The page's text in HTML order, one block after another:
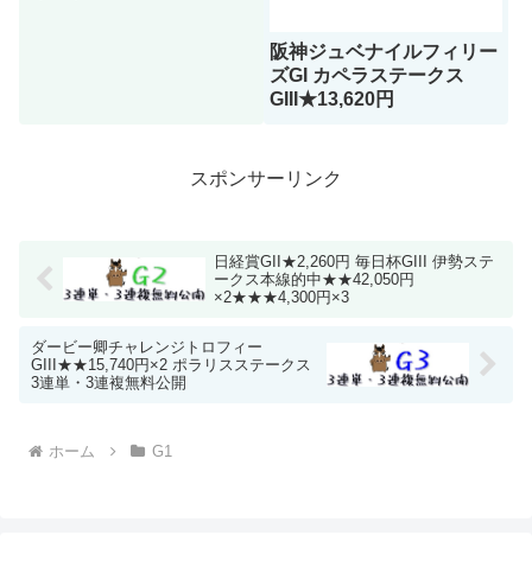
阪神ジュベナイルフィリー
ズGI カペラステークス
GIII★13,620円
スポンサーリンク
日経賞GII★2,260円 毎日杯GIII 伊勢ステ
ークス本線的中★★42,050円
×2★★★4,300円×3
ダービー卿チャレンジトロフィー
GIII★★15,740円×2 ポラリスステークス
3連単・3連複無料公開
ホーム G1